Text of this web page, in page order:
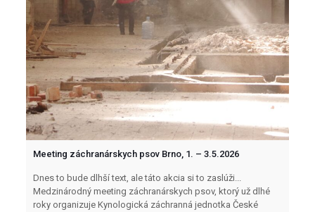
Meeting záchranárskych psov Brno, 1. – 3.5.2026
Dnes to bude dlhší text, ale táto akcia si to zaslúži...
Medzinárodný meeting záchranárskych psov, ktorý už dlhé
roky organizuje Kynologická záchranná jednotka České